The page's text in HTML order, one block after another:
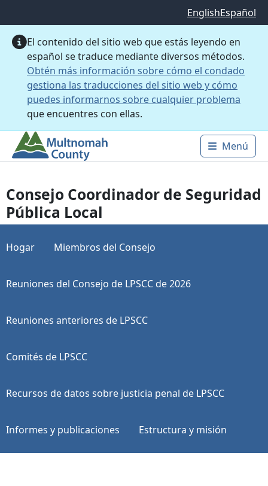
EnglishEspañol
El contenido del sitio web que estás leyendo en
español se traduce mediante diversos métodos.
Obtén más información sobre cómo el condado
gestiona las traducciones del sitio web y cómo
puedes informarnos sobre cualquier problema
que encuentres con ellas.
Main
Menú
Consejo Coordinador de Seguridad
Pública Local
Hogar Miembros del Consejo
Reuniones del Consejo de LPSCC de 2026
Reuniones anteriores de LPSCC
Comités de LPSCC
Recursos de datos sobre justicia penal de LPSCC
Informes y publicaciones Estructura y misión